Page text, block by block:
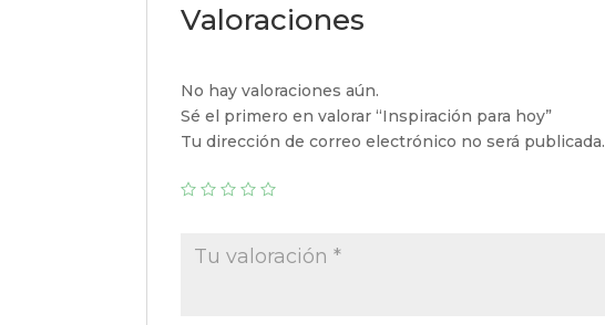
Valoraciones
No hay valoraciones aún.
Sé el primero en valorar “Inspiración para hoy”
Tu dirección de correo electrónico no será publicada.